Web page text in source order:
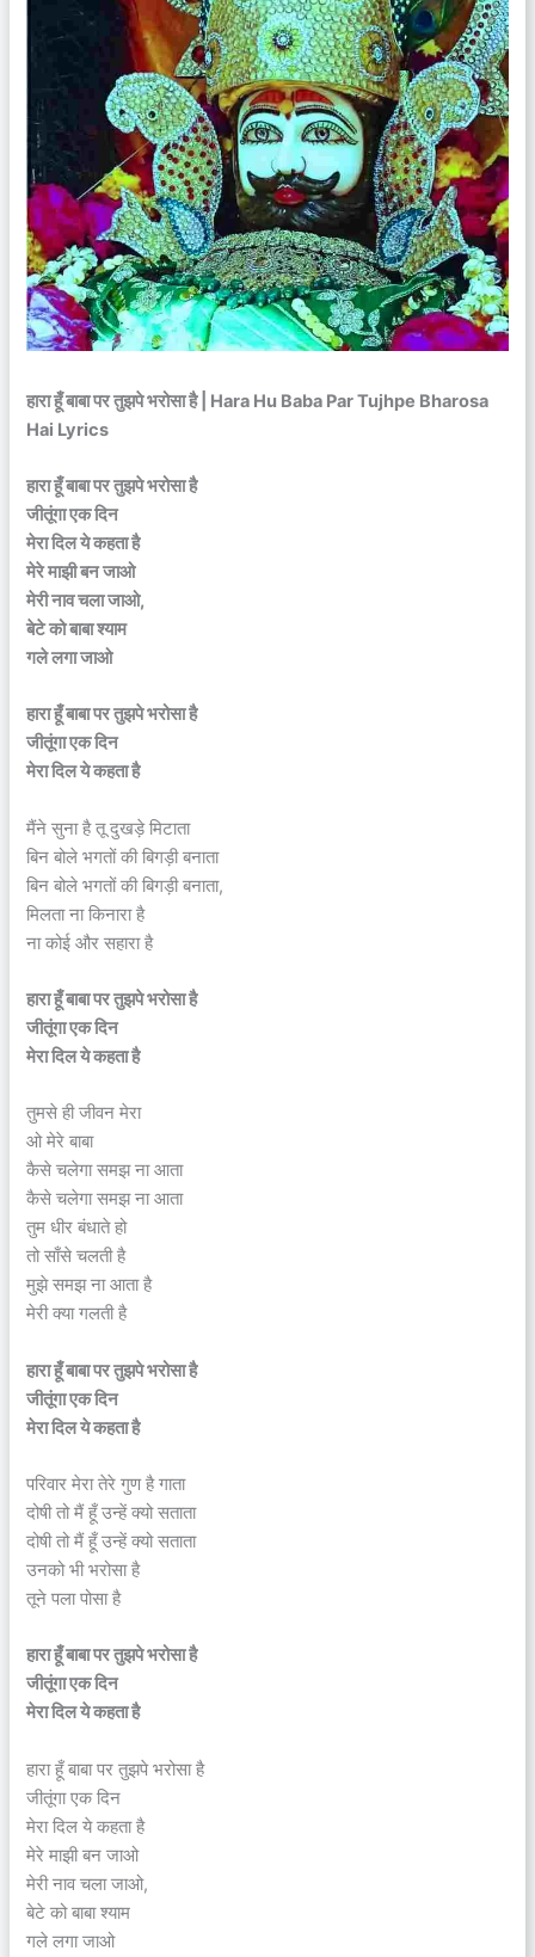
हारा हूँ बाबा पर तुझपे भरोसा है | Hara Hu Baba Par Tujhpe Bharosa
Hai Lyrics
हारा हूँ बाबा पर तुझपे भरोसा है
जीतूंगा एक दिन
मेरा दिल ये कहता है
मेरे माझी बन जाओ
मेरी नाव चला जाओ,
बेटे को बाबा श्याम
गले लगा जाओ
हारा हूँ बाबा पर तुझपे भरोसा है
जीतूंगा एक दिन
मेरा दिल ये कहता है
मैंने सुना है तू दुखड़े मिटाता
बिन बोले भगतों की बिगड़ी बनाता
बिन बोले भगतों की बिगड़ी बनाता,
मिलता ना किनारा है
ना कोई​ ​और सहारा है
हारा हूँ बाबा पर तुझपे भरोसा है
जीतूंगा एक दिन
मेरा दिल ये कहता है
तुमसे ही जीवन​​ मेरा
​ओ ​मेरे बाबा
कैसे चलेगा समझ ना आता
कैसे चलेगा समझ ना आता
तुम धीर बंधाते हो​
तो साँसे चलती है
मुझे समझ ना आता है​
मेरी क्या गलती है
हारा हूँ बाबा पर तुझपे भरोसा है
जीतूंगा एक दिन
मेरा दिल ये कहता है
परिवार मेरा​ तेरे गुण है गाता
दोषी तो मैं हूँ उन्हें क्यो सताता
दोषी तो मैं हूँ उन्हें क्यो सताता
उनको भी भरोसा है
तूने पला पोसा है
हारा हूँ बाबा पर तुझपे भरोसा है
जीतूंगा एक दिन
मेरा दिल ये कहता है
हारा हूँ बाबा पर तुझपे भरोसा है
जीतूंगा एक दिन
मेरा दिल ये कहता है
मेरे माझी बन जाओ
मेरी नाव चला जाओ,
बेटे को बाबा श्याम
गले लगा जाओ